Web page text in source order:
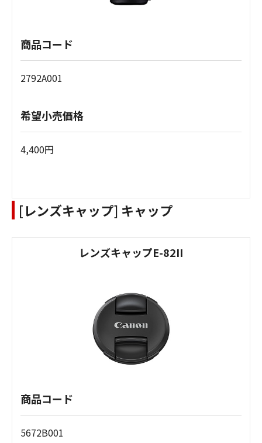
商品コード
2792A001
希望小売価格
4,400円
[レンズキャップ] キャップ
レンズキャップE-82II
商品コード
5672B001